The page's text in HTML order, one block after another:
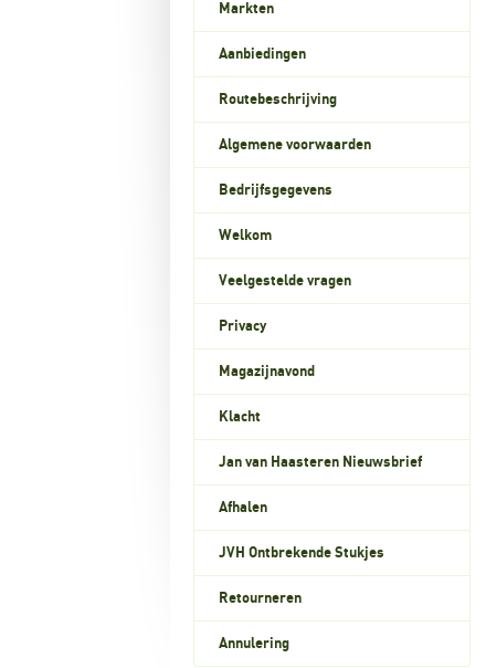
Markten
Aanbiedingen
Routebeschrijving
Algemene voorwaarden
Bedrijfsgegevens
Welkom
Veelgestelde vragen
Privacy
Magazijnavond
Klacht
Jan van Haasteren Nieuwsbrief
Afhalen
JVH Ontbrekende Stukjes
Retourneren
Annulering